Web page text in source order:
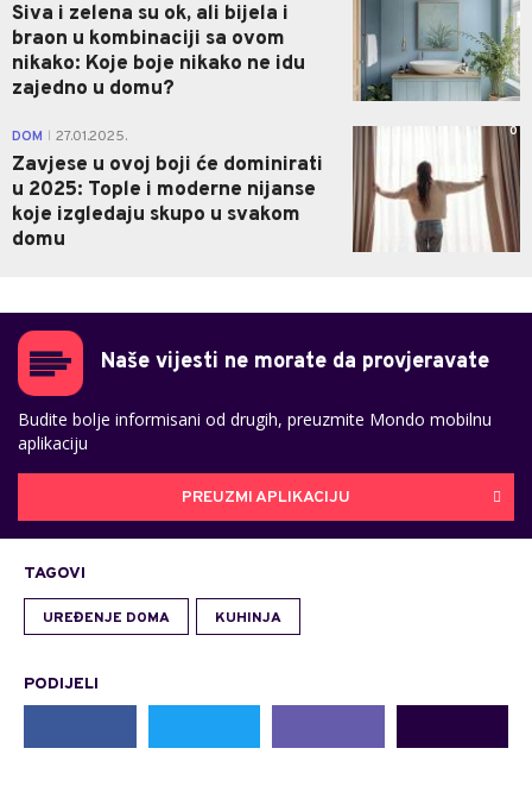
Siva i zelena su ok, ali bijela i
braon u kombinaciji sa ovom
nikako: Koje boje nikako ne idu
zajedno u domu?
DOM 27.01.2025.
Zavjese u ovoj boji će dominirati
u 2025: Tople i moderne nijanse
koje izgledaju skupo u svakom
domu
0
Naše vijesti ne morate da provjeravate
Budite bolje informisani od drugih, preuzmite Mondo mobilnu
aplikaciju
PREUZMI APLIKACIJU
TAGOVI
UREĐENJE DOMA KUHINJA
PODIJELI